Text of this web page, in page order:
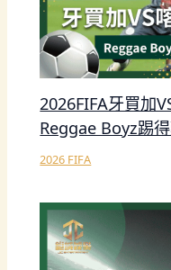
2026FIFA牙買加
Reggae Boyz踢
2026 FIFA